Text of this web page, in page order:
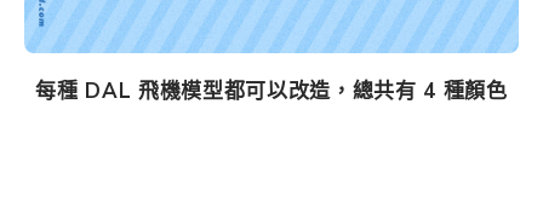
每種 DAL 飛機模型都可以改造，總共有 4 種顏色